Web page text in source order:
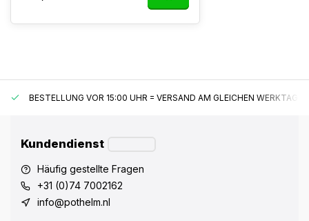
BESTELLUNG VOR 15:00 UHR = VERSAND AM GLEICHEN WERKTAG*
Kundendienst
Häufig gestellte Fragen
+31 (0)74 7002162
info@pothelm.nl